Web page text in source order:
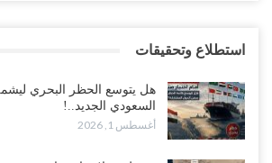
استطلاع وتحقيقات
هل يتوسع الحظر البحري
السعودي الجديد..!
أغسطس 1, 2026